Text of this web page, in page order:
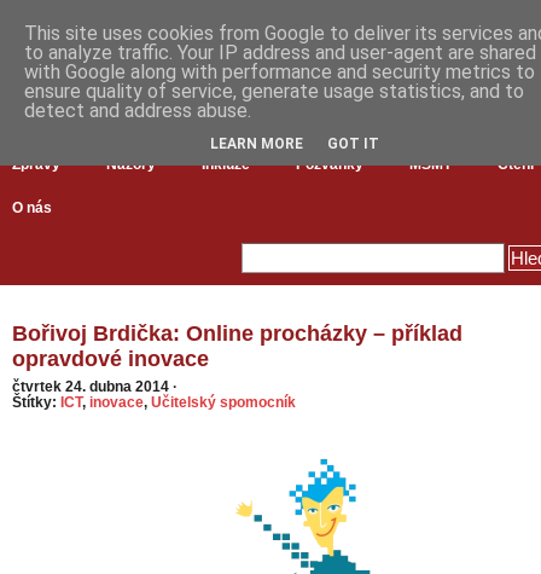
Zprávy Názory Inkluze Pozvánky MŠMT Čtení
O nás
Bořivoj Brdička: Online procházky – příklad
opravdové inovace
čtvrtek 24. dubna 2014 ·
Štítky: ICT, inovace, Učitelský spomocník
This site uses cookies from Google to deliver its services
to analyze traffic. Your IP address and user-agent are shared
with Google along with performance and security metrics to
ensure quality of service, generate usage statistics, and to
detect and address abuse.
LEARN MORE GOT IT